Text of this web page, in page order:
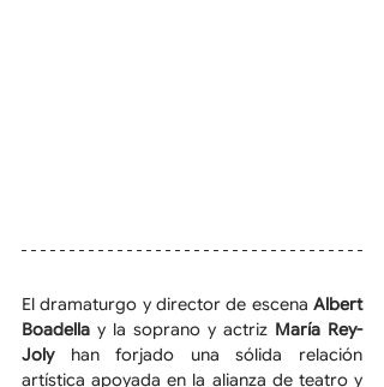
El dramaturgo y director de escena Albert
Boadella y la soprano y actriz María Rey-
Joly han forjado una sólida relación
artística apoyada en la alianza de teatro y